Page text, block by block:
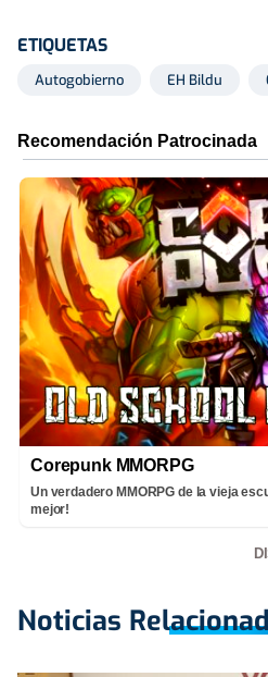
ETIQUETAS
Autogobierno EH Bildu
Corepunk MMORPG
Un verdadero MMORPG de la vieja
mejor!
Noticias